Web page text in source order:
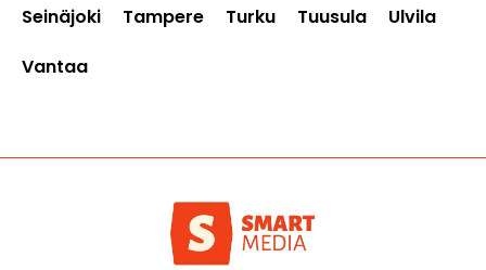
Seinäjoki
Tampere Turku Tuusula
Ulvila
Vantaa